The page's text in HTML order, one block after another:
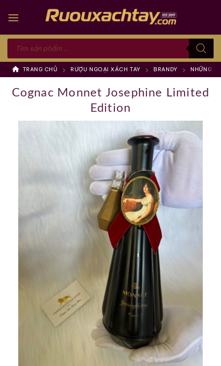
Tìm
kiếm
phẩm
TRANG CHỦ RƯỢU NGOẠI XÁCH TAY BRANDY NHỮNG
Cognac Monnet Josephine Limited
Edition